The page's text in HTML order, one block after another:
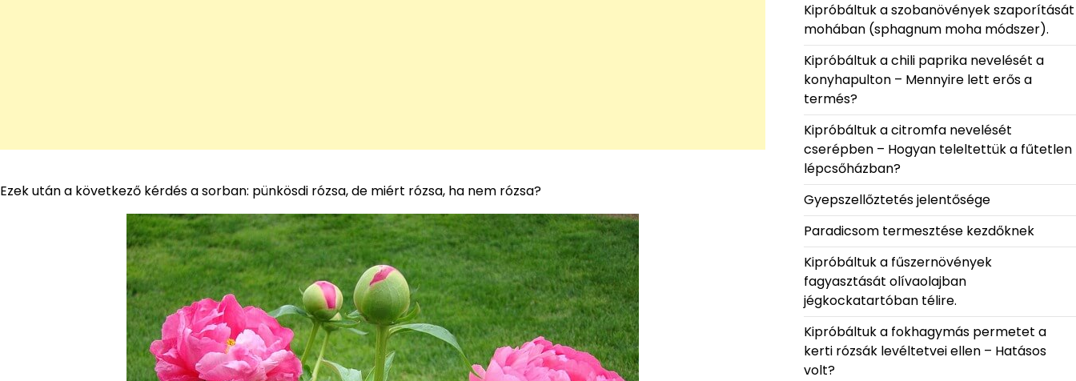
Ezek után a következő kérdés a sorban: pünkösdi rózsa, de miért rózsa, ha nem rózsa?
Kipróbáltuk a szobanövények szaporítását
mohában (sphagnum moha módszer).
Kipróbáltuk a chili paprika nevelését a
konyhapulton – Mennyire lett erős a
termés?
Kipróbáltuk a citromfa nevelését
cserépben – Hogyan teleltettük a fűtetlen
lépcsőházban?
Gyepszellőztetés jelentősége
Paradicsom termesztése kezdőknek
Kipróbáltuk a fűszernövények
fagyasztását olívaolajban
jégkockatartóban télire.
Kipróbáltuk a fokhagymás permetet a
kerti rózsák levéltetvei ellen – Hatásos
volt?